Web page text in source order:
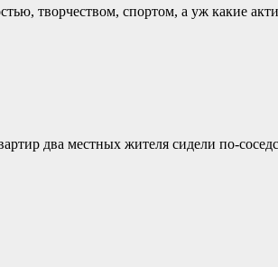
творчеством, спортом, а уж какие
два местных жителя сидели по-